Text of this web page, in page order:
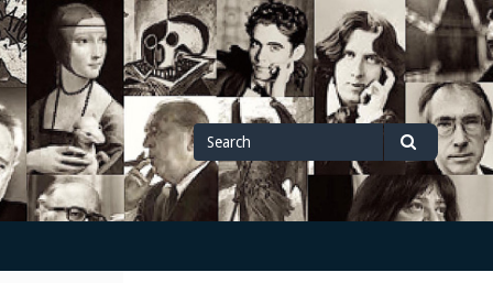
Search
for
Search